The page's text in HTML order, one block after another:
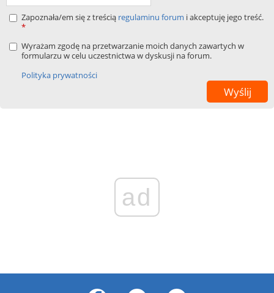
Zapoznała/em się z treścią regulaminu forum i akceptuję jego treść.
*
Wyrażam zgodę na przetwarzanie moich danych zawartych w
formularzu w celu uczestnictwa w dyskusji na forum.
Polityka prywatności
ad